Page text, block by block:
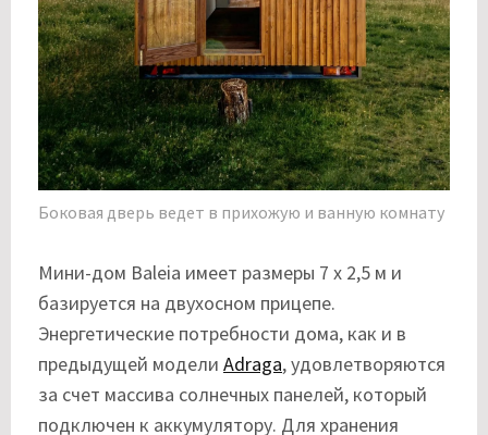
Боковая дверь ведет в прихожую и ванную комнату
Мини-дом Baleia имеет размеры 7 x 2,5 м и
базируется на двухосном прицепе.
Энергетические потребности дома, как и в
предыдущей модели Adraga, удовлетворяются
за счет массива солнечных панелей, который
подключен к аккумулятору. Для хранения